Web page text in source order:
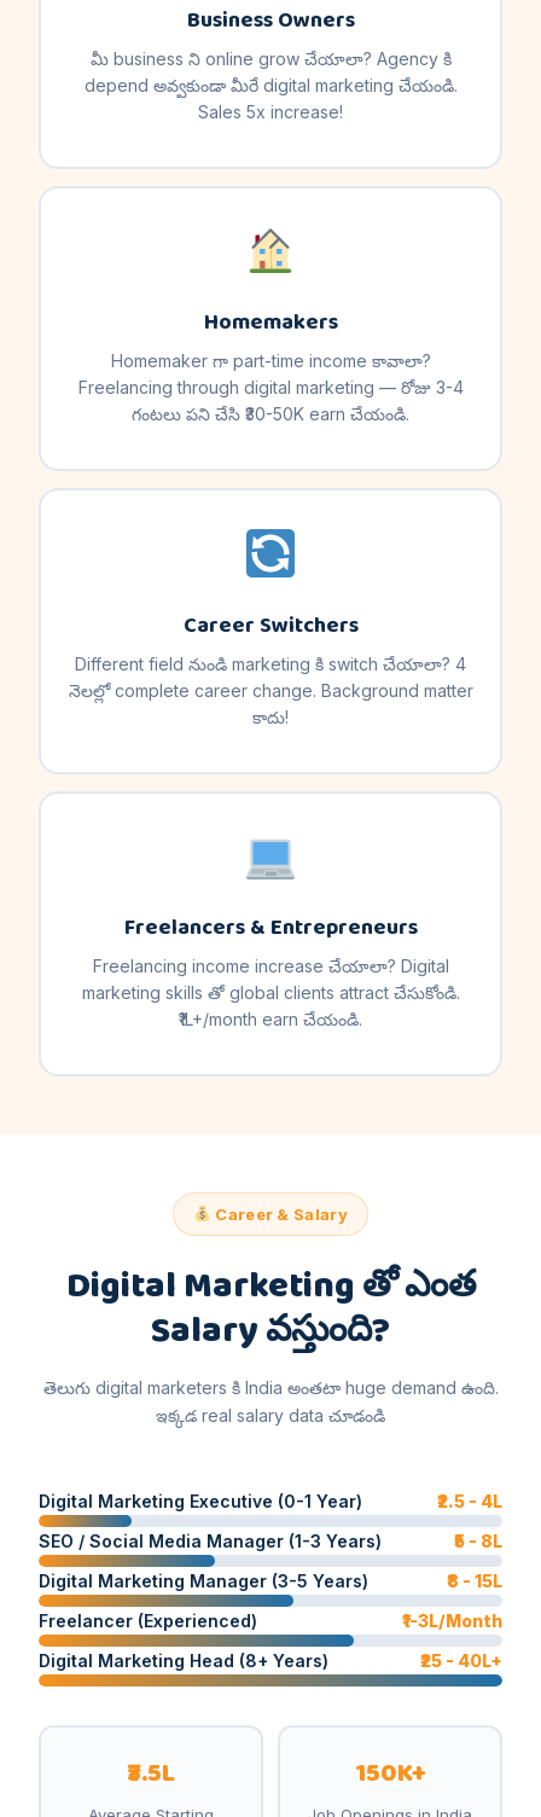
Business Owners
మీ business ని online grow చేయాలా? Agency కి
depend అవ్వకుండా మీరే digital marketing చేయండి.
Sales 5x increase!
Homemakers
Homemaker గా part-time income కావాలా?
Freelancing through digital marketing — రోజు 3-4
గంటలు పని చేసి ₹30-50K earn చేయండి.
Career Switchers
Different field నుండి marketing కి switch చేయాలా? 4
నెలల్లో complete career change. Background matter
కాదు!
Freelancers & Entrepreneurs
Freelancing income increase చేయాలా? Digital
marketing skills తో global clients attract చేసుకోండి.
₹1L+/month earn చేయండి.
Career & Salary
Digital Marketing తో ఎంత
Salary వస్తుంది?
తెలుగు digital marketers కి India అంతటా huge demand ఉంది.
ఇక్కడ real salary data చూడండి
Digital Marketing Executive (0-1 Year)
₹2.5 - 4L
SEO / Social Media Manager (1-3 Years)
₹5 - 8L
Digital Marketing Manager (3-5 Years)
₹8 - 15L
Freelancer (Experienced)
₹1-3L/Month
Digital Marketing Head (8+ Years)
₹25 - 40L+
₹3.5L 150K+